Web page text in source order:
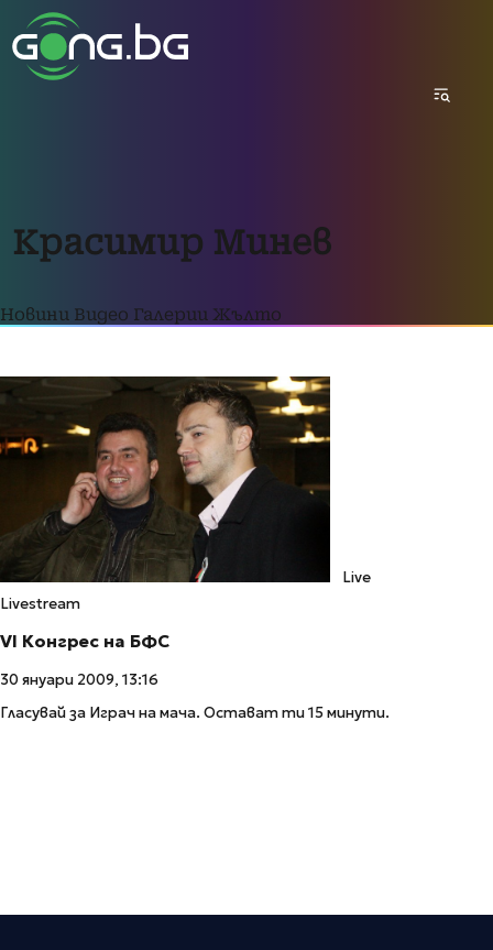
Красимир Минев
Новини Видео Галерии Жълто
Live
Livestream
VI Конгрес на БФС
30 януари 2009, 13:16
Гласувай за Играч на мача. Остават ти 15 минути.